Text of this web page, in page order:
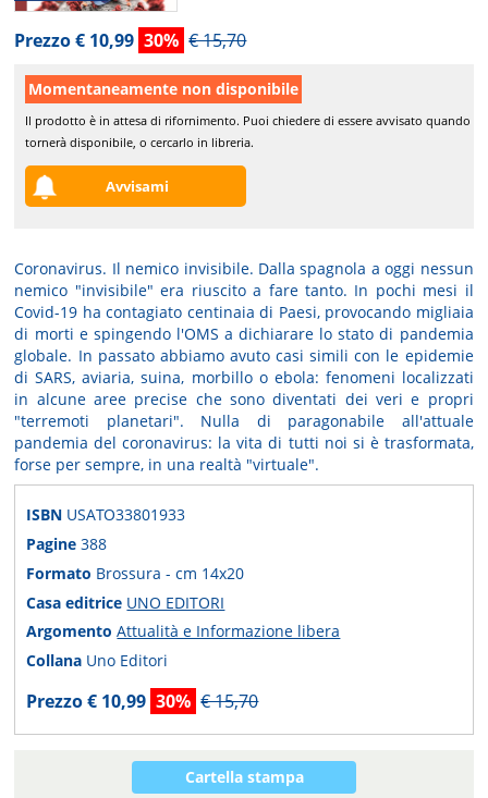
Prezzo € 10,99 30% € 15,70
Momentaneamente non disponibile
Il prodotto è in attesa di rifornimento. Puoi chiedere di essere avvisato quando
tornerà disponibile, o cercarlo in libreria.
Avvisami
Coronavirus. Il nemico invisibile. Dalla spagnola a oggi nessun
nemico "invisibile" era riuscito a fare tanto. In pochi mesi il
Covid-19 ha contagiato centinaia di Paesi, provocando migliaia
di morti e spingendo l'OMS a dichiarare lo stato di pandemia
globale. In passato abbiamo avuto casi simili con le epidemie
di SARS, aviaria, suina, morbillo o ebola: fenomeni localizzati
in alcune aree precise che sono diventati dei veri e propri
"terremoti planetari". Nulla di paragonabile all'attuale
pandemia del coronavirus: la vita di tutti noi si è trasformata,
forse per sempre, in una realtà "virtuale".
ISBN USATO33801933
Pagine388
Formato Brossura - cm 14x20
Casa editrice UNO EDITORI
ArgomentoAttualità e Informazione libera
Collana Uno Editori
Prezzo € 10,99 30% € 15,70
Cartella stampa